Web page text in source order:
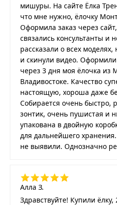
мишуры. На сайте Ёлка
что мне нужно, ёлочку
Оформила заказ через
связались консультанты и
рассказали о всех
и скинули видео.
через 3 дня моя ёлочка из
Владивостоке. Качество
настоящую, хороша даже
Собирается очень быстро,
зонтик, очень пушистая и
упакована в двойную
для дальнейшего
не выявили. Однозначно
Алла З.
Здравствуйте! Купили